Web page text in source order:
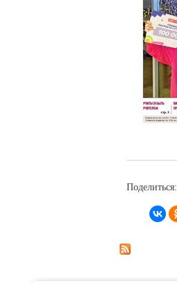
Поделиться: